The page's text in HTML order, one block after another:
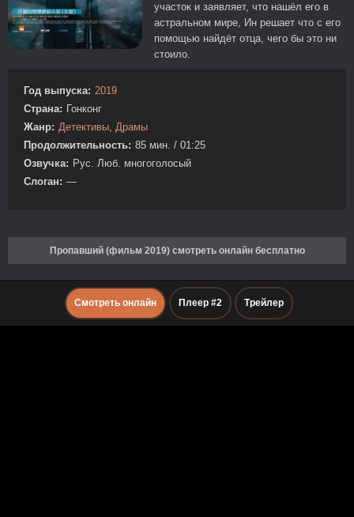
участок и заявляет, что нашёл его в
астральном мире, Ин решает что с его
помощью найдёт отца, чего бы это ни
стоило.
Год выпуска: 2019
Страна: Гонконг
Жанр: Детективы, Драмы
Продолжительность: 85 мин. / 01:25
Озвучка: Рус. Люб. многоголосый
Слоган: —
Пропавший (фильм 2019) смотреть онлайн бесплатно
Смотреть онлайн Плеер #2 Трейлер